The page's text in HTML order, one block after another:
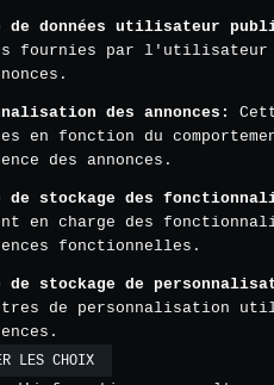
de données utilisateur
fournies par
des annonces :
en fonction du
des annonces.
de stockage des
en charge des
fonctionnelles.
de stockage de
de personnalisation
LES CHOIX